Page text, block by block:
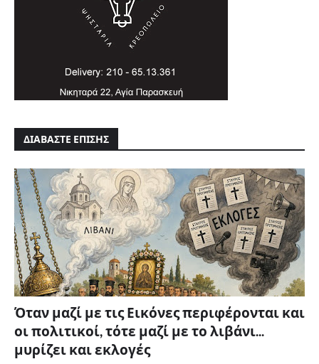
ΔΙΑΒΑΣΤΕ ΕΠΙΣΗΣ
Όταν μαζί με τις Εικόνες περιφέρονται και
οι πολιτικοί, τότε μαζί με το λιβάνι...
μυρίζει και εκλογές